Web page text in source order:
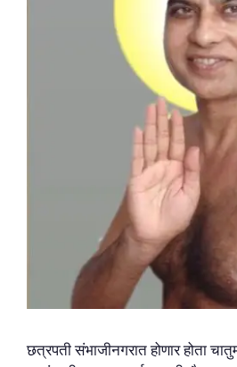
छत्रपती संभाजीनगरात होणार होता